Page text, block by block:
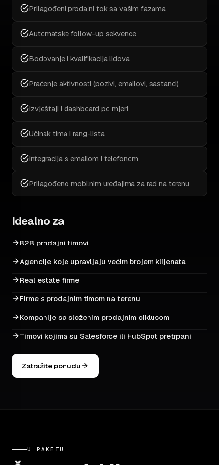
Prilagođeni prodajni tok sa vašim fazama
Automatske follow-up sekvence
Bodovanje i kvalifikacija lidova
Praćenje aktivnosti (pozivi, emailovi, sastanci)
Izvještaji i dashboard po mjeri
Učinak tima i rang-lista
Integracija s emailom i telefonom
Prilagođeno mobilnim uređajima za rad na terenu
Idealno za
B2B prodajni timovi
Agencije koje upravljaju većim brojem klijenata
Real estate firme
Firme s prodajnim timom na terenu
Kompanije sa složenim prodajnim ciklusom
Timovi kojima su Salesforce ili HubSpot pretrpani
Zatražite ponudu
U PAKETU